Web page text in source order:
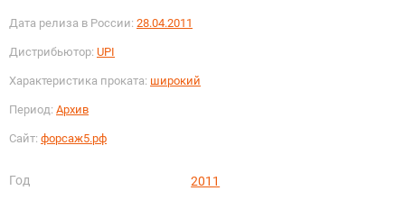
Дата релиза в России: 28.04.2011
Дистрибьютор: UPI
Характеристика проката: широкий
Период: Архив
Сайт: форсаж5.рф
Год
2011